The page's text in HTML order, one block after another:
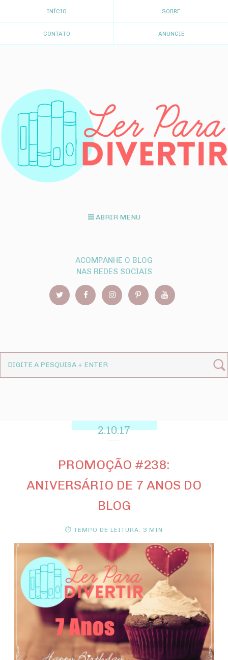
INÍCIO SOBRE
CONTATO ANUNCIE
ABRIR MENU
ACOMPANHE O BLOG
NAS REDES SOCIAIS
2.10.17
PROMOÇÃO #238:
ANIVERSÁRIO DE 7 ANOS DO
BLOG
⏱ TEMPO DE LEITURA: 3 MIN